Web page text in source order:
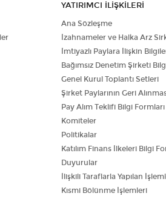
YATIRIMCI İLİŞKİLERİ
Ana Sözleşme
İzahnameler ve Halka Arz
İmtiyazlı Paylara İlişkin
Bağımsız Denetim Şirketi
Genel Kurul Toplantı Setleri
Şirket Paylarının Geri
Pay Alım Teklifi Bilgi Formları
Komiteler
Politikalar
Katılım Finans İlkeleri Bilgi
Duyurular
İlişkili Taraflarla Yapılan
Kısmi Bölünme İşlemleri